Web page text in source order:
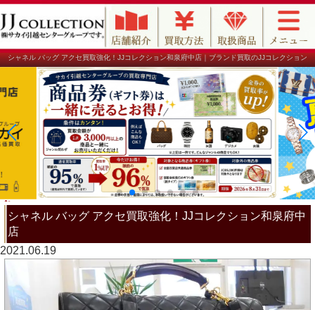
シャネル バッグ アクセ買取強化！JJコレクション和泉府中店｜ブランド買取のJJコレクション
シャネル バッグ アクセ買取強化！JJコレクション和泉府中
店
2021.06.19